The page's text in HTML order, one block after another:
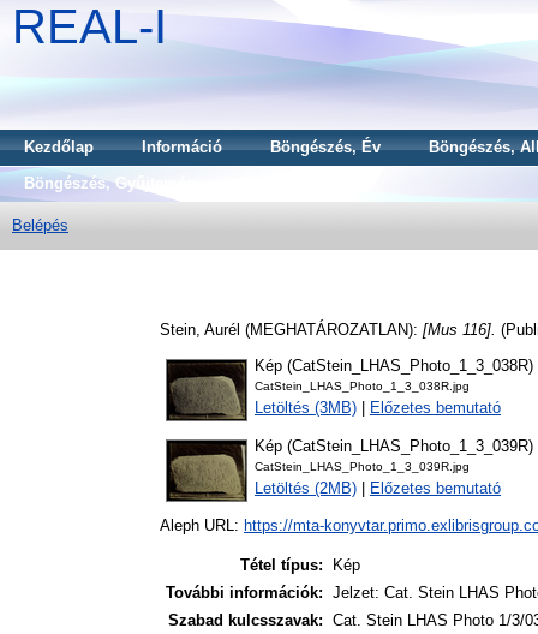
REAL-I
Kezdőlap Információ Böngészés, Év
Böngészés,
Böngészés, Gyűjtemény
Belépés
Stein, Aurél (MEGHATÁROZATLAN): [Mus 116].
Kép (CatStein_LHAS_Photo_1_3_038R)
CatStein_LHAS_Photo_1_3_038R.jpg
Letöltés (3MB) Előzetes bemutató
Kép (CatStein_LHAS_Photo_1_3_039R)
CatStein_LHAS_Photo_1_3_039R.jpg
Letöltés (2MB) Előzetes bemutató
Aleph URL: https://mta-
Tétel típus:
Kép
További információk: Jelzet: Cat. Stein LHAS
Szabad kulcsszavak: Cat. Stein LHAS Photo 1/3/